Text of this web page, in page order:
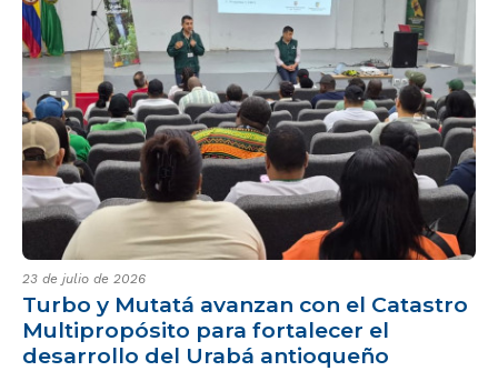
23 de julio de 2026
Turbo y Mutatá avanzan con el Catastro
Multipropósito para fortalecer el
desarrollo del Urabá antioqueño